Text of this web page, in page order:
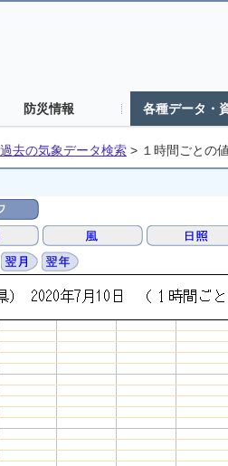
防災情報 各種データ・
過去の気象データ検索 > １時間ごとの